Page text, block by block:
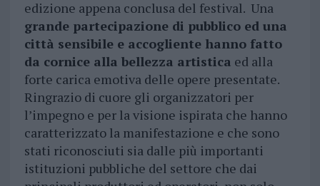
edizione appena conclusa del festival. Una
grande partecipazione di pubblico ed una
città sensibile e accogliente hanno fatto
da cornice alla bellezza artistica ed alla
forte carica emotiva delle opere presentate.
Ringrazio di cuore gli organizzatori per
l’impegno e per la visione ispirata che hanno
caratterizzato la manifestazione e che sono
stati riconosciuti sia dalle più importanti
istituzioni pubbliche del settore che dai